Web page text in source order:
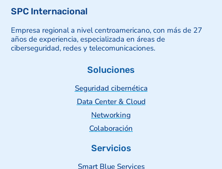
SPC Internacional
Empresa regional a nivel centroamericano, con más de 27
años de experiencia, especializada en áreas de
ciberseguridad, redes y telecomunicaciones.
Soluciones
Seguridad cibernética
Data Center & Cloud
Networking
Colaboración
Servicios
Smart Blue Services